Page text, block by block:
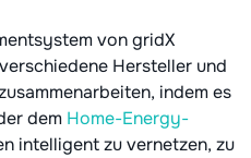
von gridX
Hersteller und
indem es
dem Home-Energy-
intelligent zu vernetzen, zu